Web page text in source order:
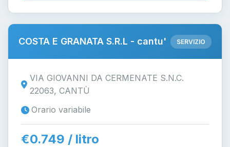
COSTA E GRANATA S.R.L - cantu' SERVIZIO
VIA GIOVANNI DA CERMENATE S.N.C.
22063, CANTÙ
Orario variabile
€0.749 / litro